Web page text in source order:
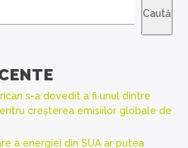
Caută
s-a dovedit a fi unul dintre
creșterea emisiilor globale de
a energiei din SUA ar putea